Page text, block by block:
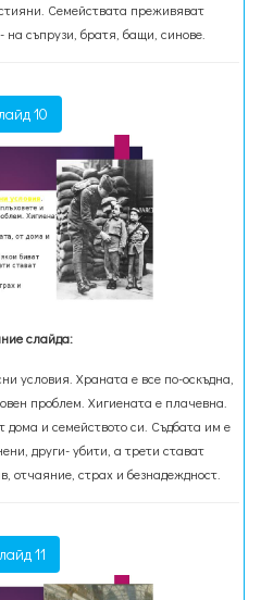
Семействата преживяват
съпрузи, братя, бащи, синове.
10
слайда:
условия. Храната е все по-оскъдна,
проблем. Хигиената е плачевна.
дома и семейството си. Съдбата им е
други- убити, а трети стават
отчаяние, страх и безнадеждност.
11